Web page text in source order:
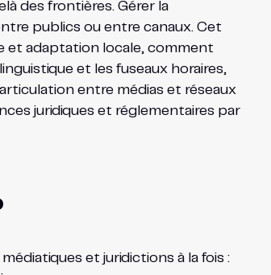
des frontières. Gérer la
publics ou entre canaux. Cet
et adaptation locale, comment
et les fuseaux horaires,
entre médias et réseaux
juridiques et réglementaires par
et juridictions à la fois :